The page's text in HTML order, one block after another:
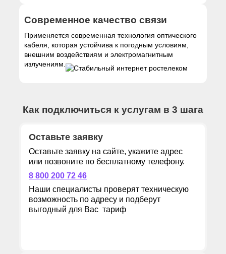
Современное качество связи
Применяется современная технология оптического
кабеля, которая устойчива к погодным условиям,
внешним воздействиям и электромагнитным
излучениям.
Как подключиться к услугам в 3 шага
Оставьте заявку
Оставьте заявку на сайте, укажите адрес
или позвоните по бесплатному телефону.
8 800 200 72 46
Наши специалисты проверят техническую
возможность по адресу и подберут
выгодный для Вас тариф